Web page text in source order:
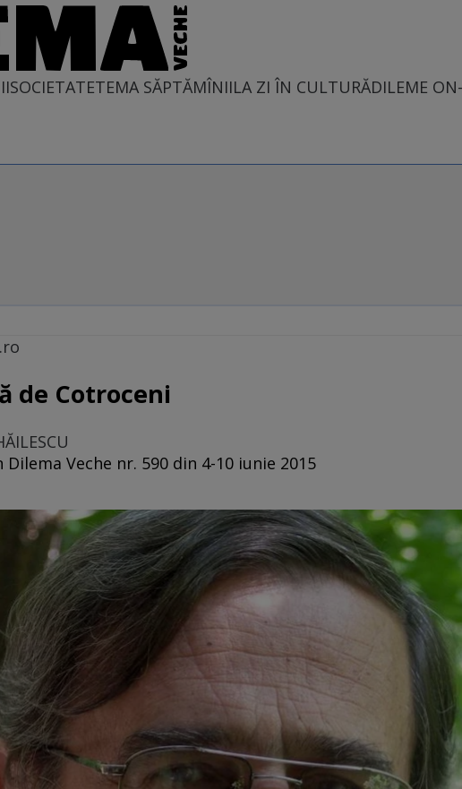
SOCIETATETEMA SĂPTĂMÎNIILA ZI ÎN CULTURĂDILEME
ȘI OPINII
de Cotroceni
Dilema Veche nr. 590 din 4-10 iunie 2015